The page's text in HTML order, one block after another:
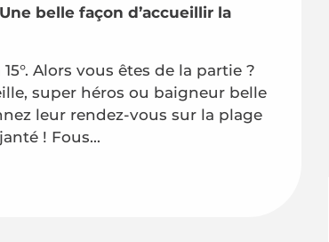
belle façon d’accueillir la
Alors vous êtes de la partie ?
super héros ou baigneur belle
leur rendez-vous sur la plage
! Fous...